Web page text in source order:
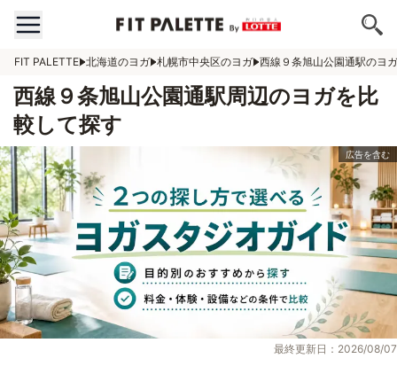
FIT PALETTE 北海道のヨガ 札幌市中央区のヨガ 西線９条旭山公園通駅のヨガ
西線９条旭山公園通駅周辺のヨガを比
較して探す
最終更新日：2026/08/07